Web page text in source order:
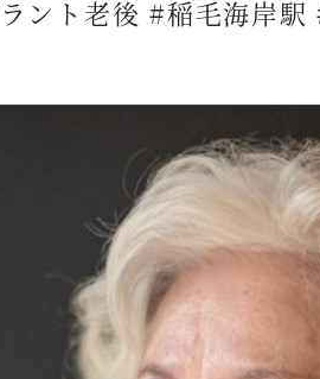
ント老後 #稲毛海岸